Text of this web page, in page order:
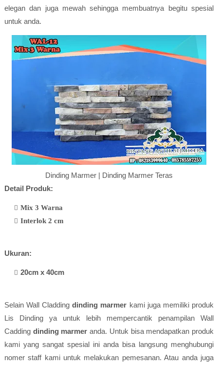
elegan dan juga mewah sehingga membuatnya begitu spesial
untuk anda.
Dinding Marmer | Dinding Marmer Teras
Detail Produk:
Mix 3 Warna
Interlok 2 cm
Ukuran:
20cm x 40cm
Selain Wall Claddingdinding marmer kami juga memiliki produk
Lis Dinding ya untuk lebih mempercantik penampilan Wall
Cadding dinding marmer anda. Untuk bisa mendapatkan produk
kami yang sangat spesial ini anda bisa langsung menghubungi
nomer staff kami untuk melakukan pemesanan. Atau anda juga